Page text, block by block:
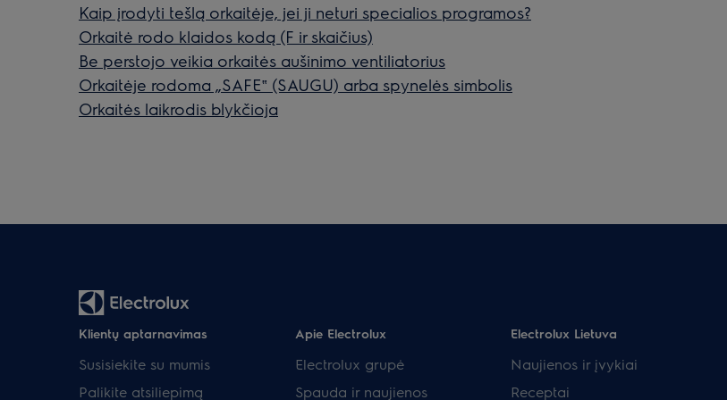
Kaip įrodyti tešlą orkaitėje, jei ji neturi specialios programos?
Orkaitė rodo klaidos kodą (F ir skaičius)
Be perstojo veikia orkaitės aušinimo ventiliatorius
Orkaitėje rodoma „SAFE‟ (SAUGU) arba spynelės simbolis
Orkaitės laikrodis blykčioja
Klientų aptarnavimas
Susisiekite su mumis
Palikite atsiliepimą
Apie Electrolux
Electrolux grupė
Spauda ir naujienos
Electrolux Lietuva
Naujienos ir įvykiai
Receptai